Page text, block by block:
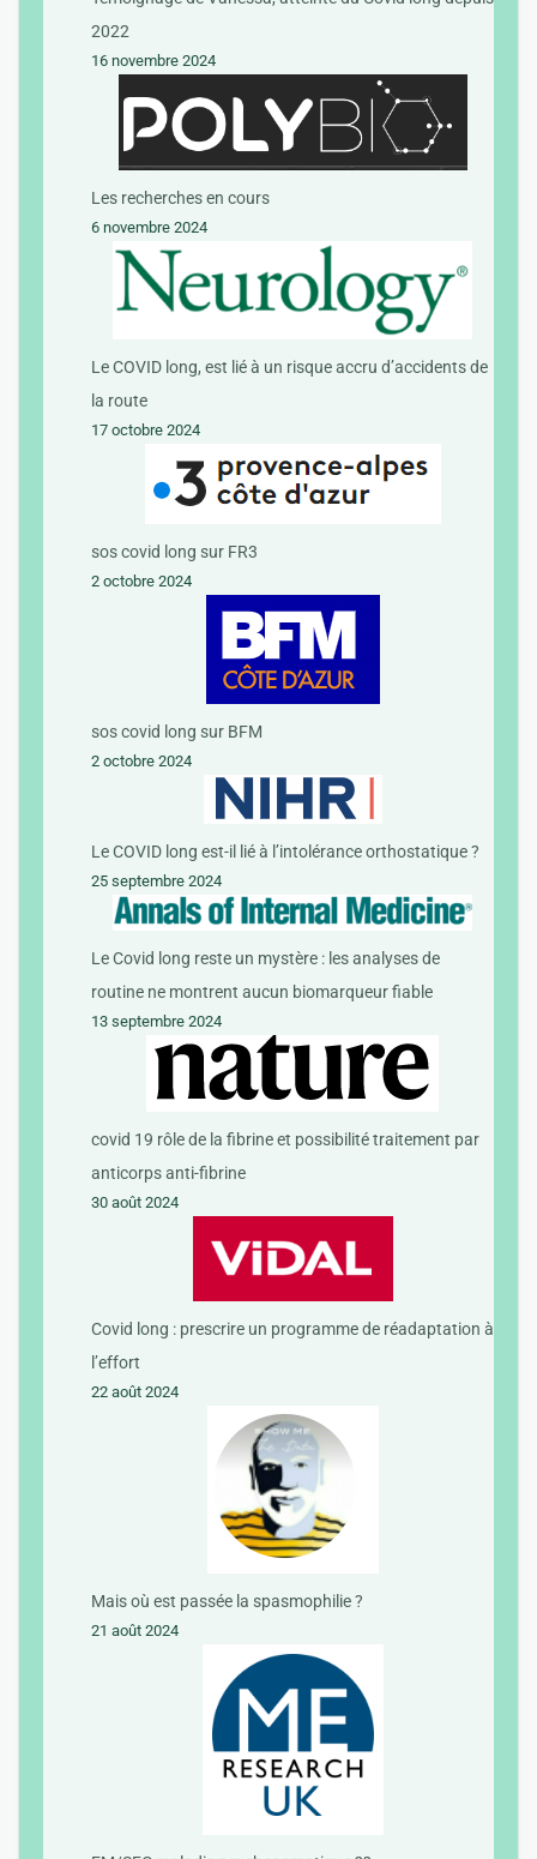
2022
16 novembre 2024
Les recherches en cours
6 novembre 2024
Le COVID long, est lié à un risque accru d’accidents de
la route
17 octobre 2024
sos covid long sur FR3
2 octobre 2024
sos covid long sur BFM
2 octobre 2024
Le COVID long est-il lié à l’intolérance orthostatique ?
25 septembre 2024
Le Covid long reste un mystère : les analyses de
routine ne montrent aucun biomarqueur fiable
13 septembre 2024
covid 19 rôle de la fibrine et possibilité traitement par
anticorps anti-fibrine
30 août 2024
Covid long : prescrire un programme de réadaptation à
l’effort
22 août 2024
Mais où est passée la spasmophilie ?
21 août 2024